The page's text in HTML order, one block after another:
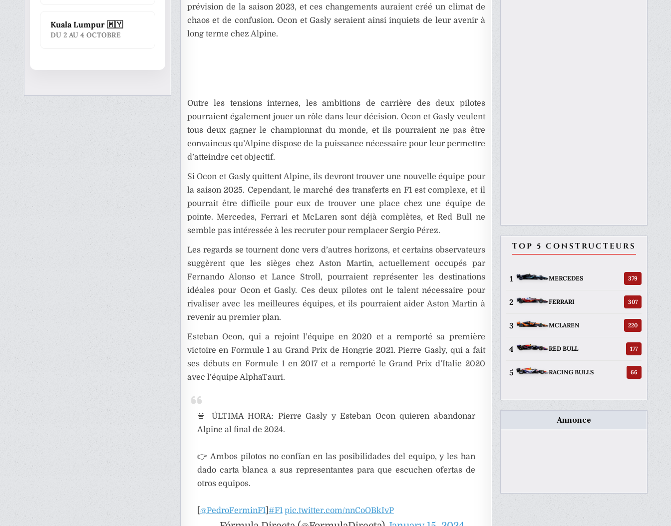
prévision de la saison 2023, et ces changements auraient créé un climat de
chaos et de confusion. Ocon et Gasly seraient ainsi inquiets de leur avenir à
long terme chez Alpine.
Outre les tensions internes, les ambitions de carrière des deux pilotes
pourraient également jouer un rôle dans leur décision. Ocon et Gasly veulent
tous deux gagner le championnat du monde, et ils pourraient ne pas être
convaincus qu’Alpine dispose de la puissance nécessaire pour leur permettre
d’atteindre cet objectif.
Si Ocon et Gasly quittent Alpine, ils devront trouver une nouvelle équipe pour
la saison 2025. Cependant, le marché des transferts en F1 est complexe, et il
pourrait être difficile pour eux de trouver une place chez une équipe de
pointe. Mercedes, Ferrari et McLaren sont déjà complètes, et Red Bull ne
semble pas intéressée à les recruter pour remplacer Sergio Pérez.
Les regards se tournent donc vers d’autres horizons, et certains observateurs
suggèrent que les sièges chez Aston Martin, actuellement occupés par
Fernando Alonso et Lance Stroll, pourraient représenter les destinations
idéales pour Ocon et Gasly. Ces deux pilotes ont le talent nécessaire pour
rivaliser avec les meilleures équipes, et ils pourraient aider Aston Martin à
revenir au premier plan.
Esteban Ocon, qui a rejoint l’équipe en 2020 et a remporté sa première
victoire en Formule 1 au Grand Prix de Hongrie 2021. Pierre Gasly, qui a fait
ses débuts en Formule 1 en 2017 et a remporté le Grand Prix d’Italie 2020
avec l’équipe AlphaTauri.
🚨 ÚLTIMA HORA: Pierre Gasly y Esteban Ocon quieren abandonar
Alpine al final de 2024.
👉 Ambos pilotos no confían en las posibilidades del equipo, y les han
dado carta blanca a sus representantes para que escuchen ofertas de
otros equipos.
@PedroFerminF1] #F1 pic.twitter.com/nnCoOBkIvP
Kuala Lumpur 🇲🇾
DU 2 AU 4 OCTOBRE
TOP 5 CONSTRUCTEURS
1 MERCEDES 379
2 FERRARI 307
3 MCLAREN 220
4 RED BULL 177
5 RACING BULLS 66
Annonce